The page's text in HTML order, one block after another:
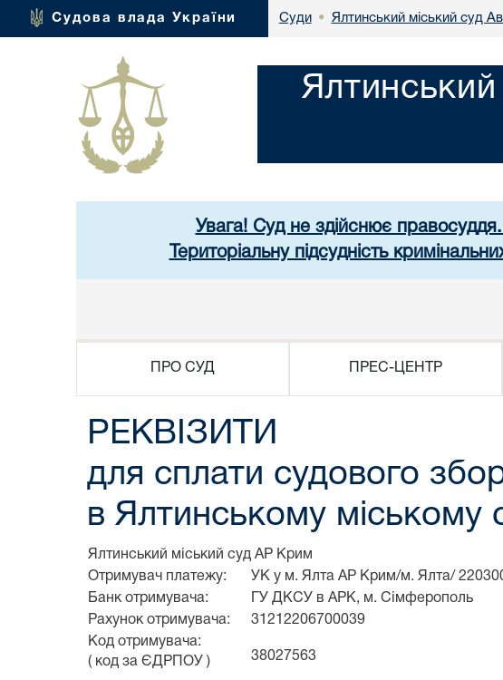
Судова влада України Суди • Ялтинський міський суд
Ялтинський
Увага! Суд не здійснює
Територіальну підсудність
ПРО СУД ПРЕС-ЦЕНТР
РЕКВІЗИТИ
для сплати судового
в Ялтинському міському
Ялтинський міський суд АР Крим
Отримувач платежу:
УК у м. Ялта АР Крим/м. Ялта/
Банк отримувача:
ГУ ДКСУ в АРК, м. Сімферополь
Рахунок отримувача:
31212206700039
Код отримувача:
( код за ЄДРПОУ )
38027563